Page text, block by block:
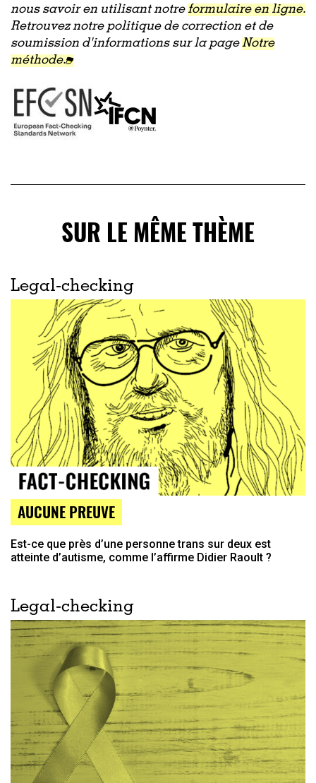
nous savoir en utilisant notreformulaire en ligne.
Retrouvez notre politique de correction et de
soumission d'informations sur la pageNotre
méthode.
SUR LE MÊME THÈME
Legal-checking
AUCUNE PREUVE
Est-ce que près d’une personne trans sur deux est
atteinte d’autisme, comme l’affirme Didier Raoult ?
Legal-checking